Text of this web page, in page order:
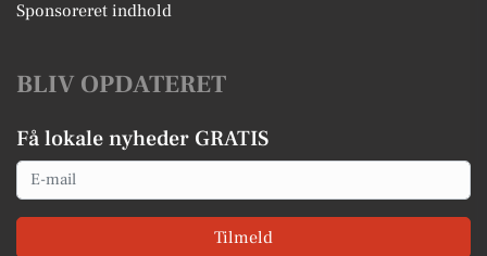
Sponsoreret indhold
BLIV OPDATERET
Få lokale nyheder GRATIS
Email
Tilmeld